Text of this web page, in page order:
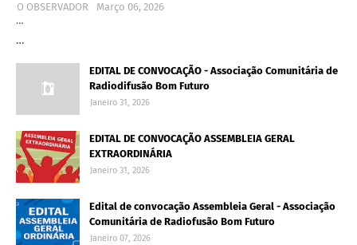
O OBSERVADOR
Março 06, 2026
…
…
EDITAL DE CONVOCAÇÃO - Associação Comunitária de
Radiodifusão Bom Futuro
Janeiro 31, 2026
EDITAL DE CONVOCAÇÃO ASSEMBLEIA GERAL
EXTRAORDINÁRIA
Janeiro 31, 2026
Edital de convocação Assembleia Geral - Associação
Comunitária de Radiofusão Bom Futuro
Janeiro 07, 2026